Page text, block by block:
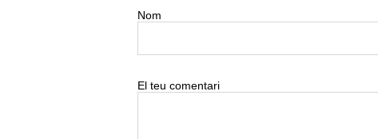
Nom
El teu comentari